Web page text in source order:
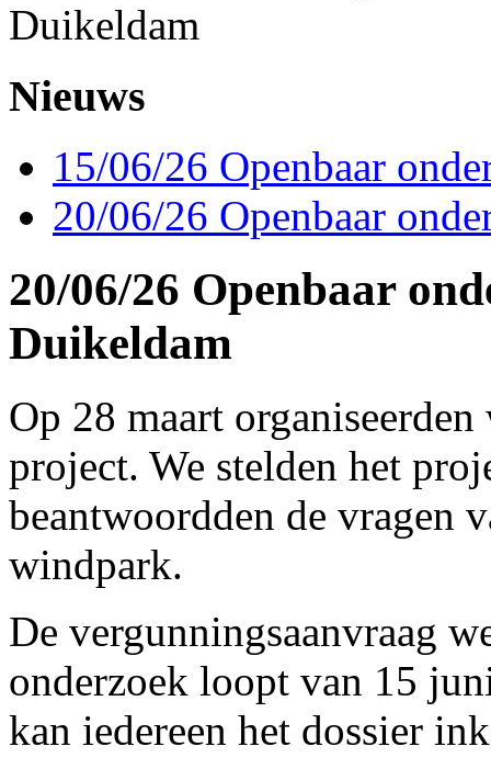
Duikeldam
Nieuws
15/06/26 Openbaar
20/06/26 Openbaar
20/06/26 Openbaar
Duikeldam
Op 28 maart
project. We stelden het
beantwoordden de vragen
windpark.
De vergunningsaanvraag
onderzoek loopt van 15
kan iedereen het dossier